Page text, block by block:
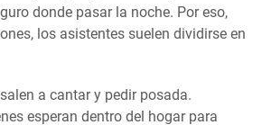
donde pasar la noche. Por eso,
los asistentes suelen dividirse en
a cantar y pedir posada.
esperan dentro del hogar para